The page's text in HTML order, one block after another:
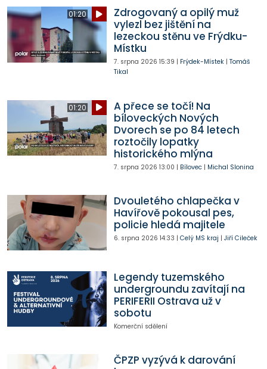
01:20
Zdrogovaný a opilý muž
vylezl bez jištění na
lezeckou stěnu ve Frýdku-
Místku
7. srpna 2026 15:39 | Frýdek-Místek| Tomáš
Tikal
01:20
A přece se točí! Na
bíloveckých Nových
Dvorech se po 84 letech
roztočily lopatky
historického mlýna
7. srpna 2026 13:00 | Bílovec| Michal Slonina
Dvouletého chlapečka v
Havířově pokousal pes,
policie hledá majitele
6. srpna 2026 14:33 | Celý MS kraj | Jiří Cileček
Legendy tuzemského
undergroundu zavítají na
PERIFERII Ostrava už v
sobotu
Komerční sdělení
ČPZP vyzývá k darování